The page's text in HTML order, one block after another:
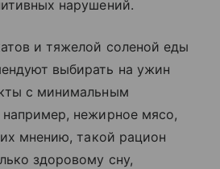
нарушений.
и тяжелой соленой еды
выбирать на ужин
с минимальным
нежирное мясо,
мнению, такой рацион
здоровому сну,